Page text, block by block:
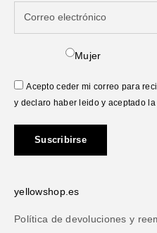
Mujer
Acepto ceder mi correo para
y declaro haber leido y aceptado
Suscribirse
yellowshop.es
Política de devoluciones y